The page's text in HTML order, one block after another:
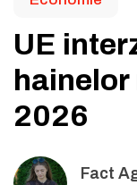
UE
hainelor
2026
Fact